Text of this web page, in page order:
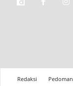
Redaksi